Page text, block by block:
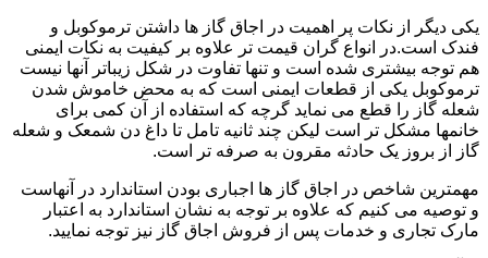
یکی دیگر از نکات پر اهمیت در اجاق گاز ها داشتن ترموکوبل و
فندک است.در انواع گران قیمت تر علاوه بر کیفیت به نکات ایمنی
هم توجه بیشتری شده است و تنها تفاوت در شکل زیباتر آنها نیست
ترموکوبل یکی از قطعات ایمنی است که به محض خاموش شدن
شعله گاز را قطع می نماید گرچه که استفاده از آن کمی برای
خانمها مشکل تر است لیکن چند ثانیه تامل تا داغ دن شمعک و شعله
گاز از بروز یک حادثه مقرون به صرفه تر است.
مهمترین شاخص در اجاق گاز ها اجباری بودن استاندارد در آنهاست
و توصیه می کنیم که علاوه بر توجه به نشان استاندارد به اعتبار
مارک تجاری و خدمات پس از فروش اجاق گاز نیز توجه نمایید.